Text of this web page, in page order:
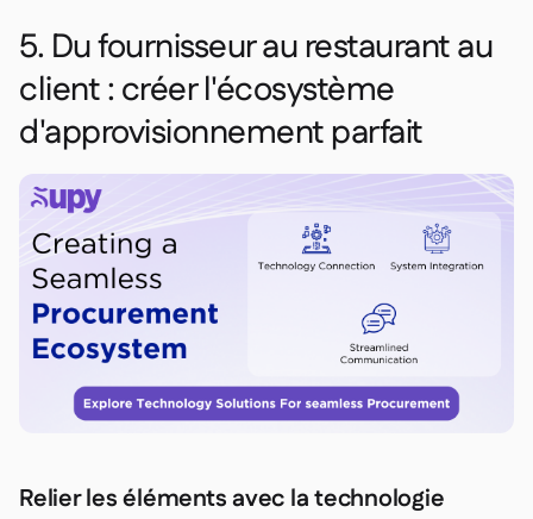
5. Du fournisseur au restaurant au
client : créer l'écosystème
d'approvisionnement parfait
Relier les éléments avec la technologie